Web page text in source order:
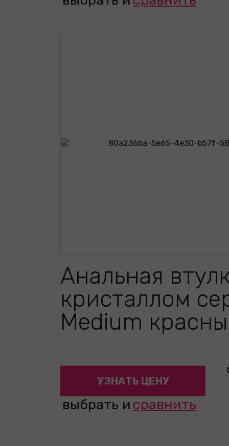
Анальная
кристаллом
Medium
УЗНАТЬ ЦЕНУ
выбрать и сравнить